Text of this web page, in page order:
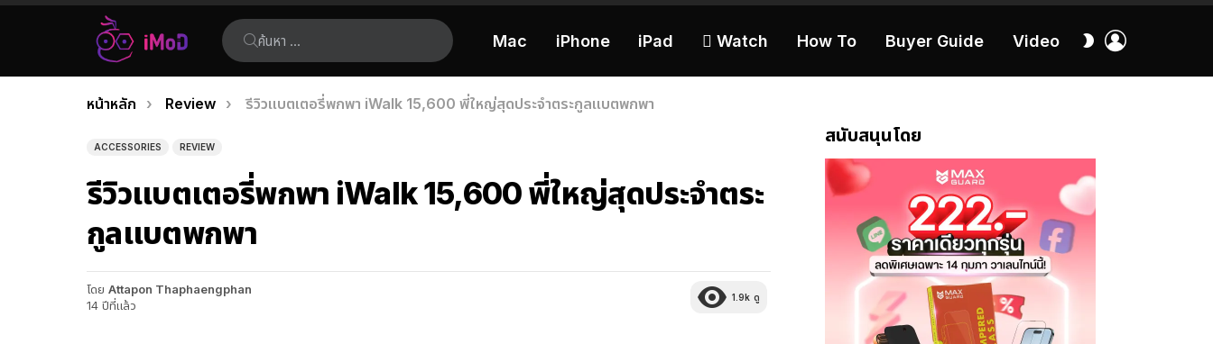
ค้นหา:
Mac iPhone iPad  Watch How To Buyer Guide Video
สลับ
เรื่อง
ล่าสุด
คุณอยู่ที่นี่:
หน้าหลัก Review รีวิวแบตเตอรี่พกพา iWalk 15,600 พี่ใหญ่สุดประจำตระกูลแบตพกพา
ACCESSORIES REVIEW
รีวิวแบตเตอรี่พกพา iWalk 15,600 พี่ใหญ่สุดประจำตระ
กูลแบตพกพา
โดย Attapon Thaphaengphan
14 ปีที่แล้ว
1.9k ดู
สนับสนุนโดย